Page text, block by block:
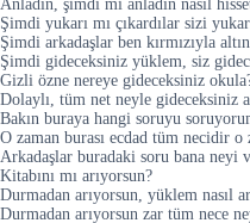
Anladın, şimdi mi anladın nasıl
Şimdi yukarı mı çıkardılar sizi
Şimdi arkadaşlar ben kırmızıyla
Şimdi gideceksiniz yüklem, siz
Gizli özne nereye gideceksiniz
Dolaylı, tüm net neyle gideceksiniz
Bakın buraya hangi soruyu
O zaman burası ecdad tüm necidir o
Arkadaşlar buradaki soru bana neyi
Kitabını mı arıyorsun?
Durmadan arıyorsun, yüklem nasıl
Durmadan arıyorsun zar tüm nece